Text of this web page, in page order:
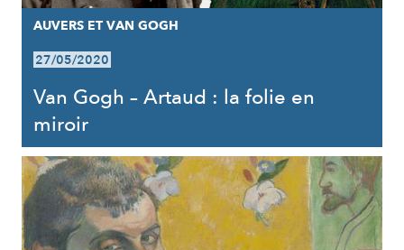
AUVERS ET VAN GOGH
27/05/2020
Van Gogh – Artaud : la folie en
miroir